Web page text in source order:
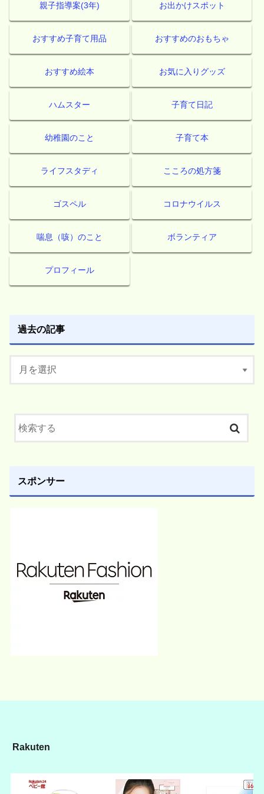
親子指導案(3年) お出かけスポット
おすすめ子育て用品 おすすめのおもちゃ
おすすめ絵本 お気に入りグッズ
ハムスター 子育て日記
幼稚園のこと 子育て本
ライフスタディ こころの処方箋
ゴスペル コロナウイルス
喘息（咳）のこと ボランティア
プロフィール
過去の記事
スポンサー
Rakuten